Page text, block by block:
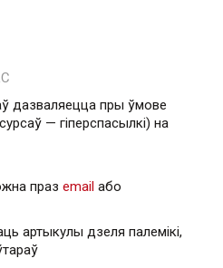
дазваляецца пры ўмове
— гiперспасылкi) на
праз email або
артыкулы дзеля палемікі,